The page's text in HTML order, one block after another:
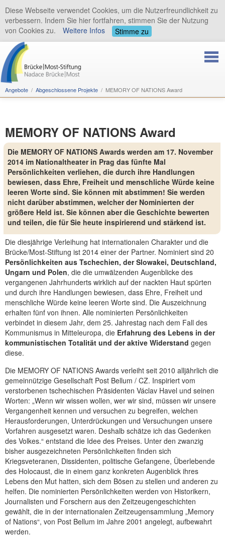
Angebote Abgeschlossene Projekte MEMORY OF NATIONS Award
MEMORY OF NATIONS Award
Die MEMORY OF NATIONS Awards werden am 17. November
2014 im Nationaltheater in Prag das fünfte Mal
Persönlichkeiten verliehen, die durch ihre Handlungen
bewiesen, dass Ehre, Freiheit und menschliche Würde keine
leeren Worte sind. Sie können mit abstimmen! Sie werden
nicht darüber abstimmen, welcher der Nominierten der
größere Held ist. Sie können aber die Geschichte bewerten
und teilen, die für Sie heute inspirierend und stärkend ist.
Die diesjährige Verleihung hat internationalen Charakter und die
Brücke/Most-Stiftung ist 2014 einer der Partner. Nominiert sind 20
Persönlichkeiten aus Tschechien, der Slowakei, Deutschland,
Ungarn und Polen, die die umwälzenden Augenblicke des
vergangenen Jahrhunderts wirklich auf der nackten Haut spürten
und durch ihre Handlungen bewiesen, dass Ehre, Freiheit und
menschliche Würde keine leeren Worte sind. Die Auszeichnung
erhalten fünf von ihnen. Alle nominierten Persönlichkeiten
verbindet in diesem Jahr, dem 25. Jahrestag nach dem Fall des
Kommunismus in Mitteleuropa, die Erfahrung des Lebens in der
kommunistischen Totalität und der aktive Widerstand gegen
diese.
Die MEMORY OF NATIONS Awards verleiht seit 2010 alljährlich die
gemeinnützige Gesellschaft Post Bellum / CZ. Inspiriert vom
verstorbenen tschechischen Präsidenten Václav Havel und seinen
Worten: „Wenn wir wissen wollen, wer wir sind, müssen wir unsere
Vergangenheit kennen und versuchen zu begreifen, welchen
Herausforderungen, Unterdrückungen und Versuchungen unsere
Vorfahren ausgesetzt waren. Deshalb schätze ich das Gedenken
des Volkes.“ entstand die Idee des Preises. Unter den zwanzig
bisher ausgezeichneten Persönlichkeiten finden sich
Kriegsveteranen, Dissidenten, politische Gefangene, Überlebende
des Holocaust, die in einem ganz konkreten Augenblick ihres
Lebens den Mut hatten, sich dem Bösen zu stellen und anderen zu
helfen. Die nominierten Persönlichkeiten werden von Historikern,
Journalisten und Forschern aus den Zeitzeugengeschichten
gewählt, die in der internationalen Zeitzeugensammlung „Memory
of Nations“, von Post Bellum im Jahre 2001 angelegt, aufbewahrt
werden.
Diese Webseite verwendet Cookies, um die Nutzerfreundlichkeit zu
verbessern. Indem Sie hier fortfahren, stimmen Sie der Nutzung
von Cookies zu.
Weitere Infos Stimme zu